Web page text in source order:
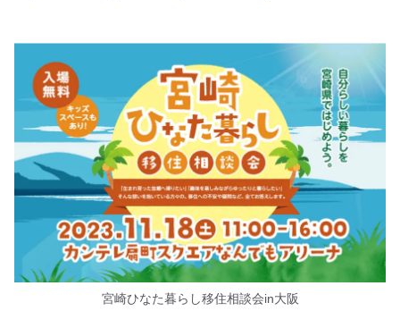
宮崎ひなた暮らし移住相談会in大阪